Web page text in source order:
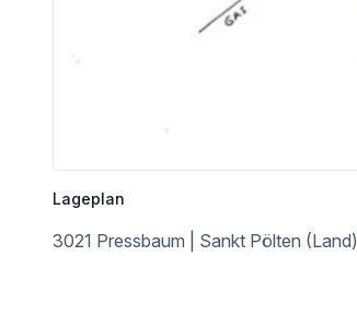
Lageplan
3021 Pressbaum | Sankt Pölten (Land)